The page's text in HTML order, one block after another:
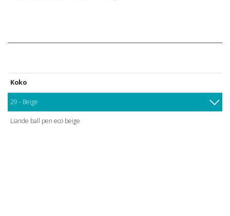
Koko
29 - Beige
Liande ball pen eco beige